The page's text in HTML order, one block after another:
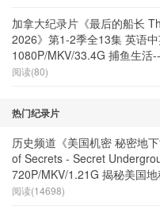
加拿大纪录片《最后的船长
2026》第1-2季全13集 英语
1080P/MKV/33.4G 捕鱼生活
阅读(80)
热门纪录片
历史频道《美国机密 秘密地
of Secrets - Secret
720P/MKV/1.21G 揭秘美国
阅读(14698)